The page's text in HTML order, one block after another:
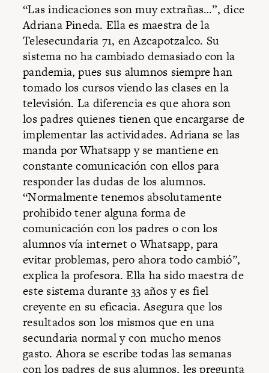
“Las indicaciones son muy extrañas…”, dice
Adriana Pineda. Ella es maestra de la
Telesecundaria 71, en Azcapotzalco. Su
sistema no ha cambiado demasiado con la
pandemia, pues sus alumnos siempre han
tomado los cursos viendo las clases en la
televisión. La diferencia es que ahora son
los padres quienes tienen que encargarse de
implementar las actividades. Adriana se las
manda por Whatsapp y se mantiene en
constante comunicación con ellos para
responder las dudas de los alumnos.
“Normalmente tenemos absolutamente
prohibido tener alguna forma de
comunicación con los padres o con los
alumnos vía internet o Whatsapp, para
evitar problemas, pero ahora todo cambió”,
explica la profesora. Ella ha sido maestra de
este sistema durante 33 años y es fiel
creyente en su eficacia. Asegura que los
resultados son los mismos que en una
secundaria normal y con mucho menos
gasto. Ahora se escribe todas las semanas
con los padres de sus alumnos, les pregunta